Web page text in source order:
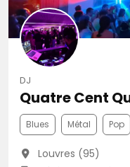
DJ
Quatre Cent
Blues Métal Pop
Louvres (95)